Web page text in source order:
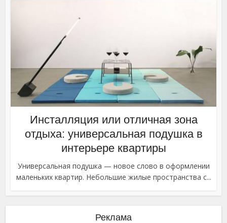
Инсталляция или отличная зона
отдыха: универсальная подушка в
интерьере квартиры
Универсальная подушка — новое слово в оформлении
маленьких квартир. Небольшие жилые пространства с...
Реклама